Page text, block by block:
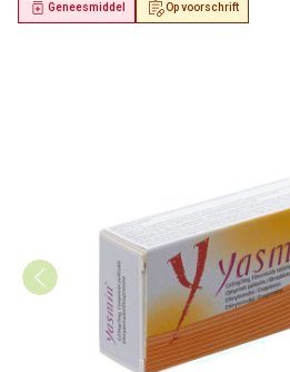
Op voorschrift
Geneesmiddel